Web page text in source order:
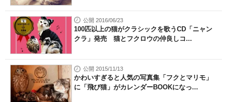
公開 2016/06/23
100匹以上の猫がクラシックを歌うCD「ニャン
クラ」発売 猫とフクロウの仲良しコ...
公開 2015/11/13
かわいすぎると人気の写真集「フクとマリモ」
に「飛び猫」がカレンダーBOOKになっ...